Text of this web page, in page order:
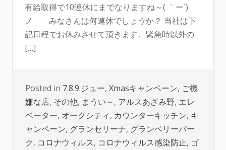
有給取得で10連休にまでなりますね～( ｀ー´)
ノ みなさんは何連休でしょうか？ 当社は下
記日程でお休みさせて頂きます。緊急時以外の
[…]
Posted in 7.8.9.ジュー, Xmasキャンペーン, ご機
嫌な店, その他, まうい～, アルスあざみ野, エレ
ベーター, オークシティ, カウンターキッチン, キ
ャンペーン, グランセリーナ, グランベリーパー
ク, コロナウィルス, コロナウィルス感染防止, ゴ